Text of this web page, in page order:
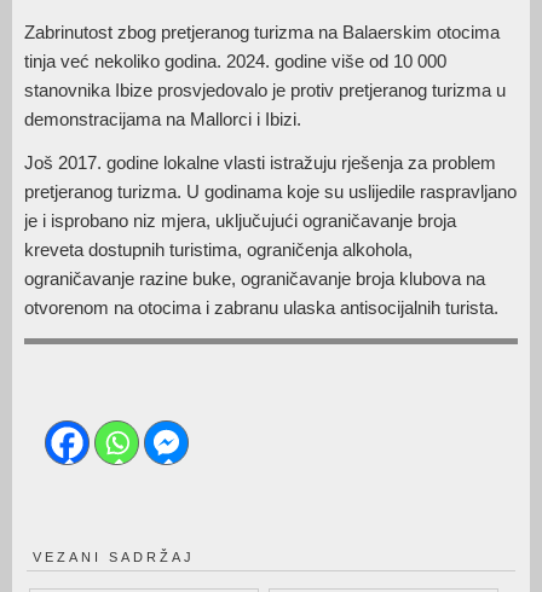
Zabrinutost zbog pretjeranog turizma na Balaerskim otocima
tinja već nekoliko godina. 2024. godine više od 10 000
stanovnika Ibize prosvjedovalo je protiv pretjeranog turizma u
demonstracijama na Mallorci i Ibizi.
Još 2017. godine lokalne vlasti istražuju rješenja za problem
pretjeranog turizma. U godinama koje su uslijedile raspravljano
je i isprobano niz mjera, uključujući ograničavanje broja
kreveta dostupnih turistima, ograničenja alkohola,
ograničavanje razine buke, ograničavanje broja klubova na
otvorenom na otocima i zabranu ulaska antisocijalnih turista.
VEZANI SADRŽAJ